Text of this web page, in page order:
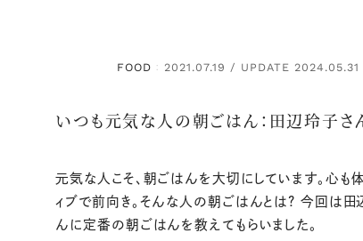
FOOD ： 2021.07.19 / UPDATE 2024.05.31
いつも元気な人の朝ごはん：田辺玲子さ
元気な人こそ、朝ごはんを大切にしています。心も
ィブで前向き。そんな人の朝ごはんとは? 今回は田
んに定番の朝ごはんを教えてもらいました。